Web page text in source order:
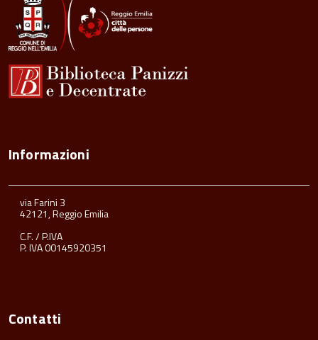
Informazioni
via Farini 3
42121, Reggio Emilia
C.F. / P.IVA
P. IVA 00145920351
Contatti